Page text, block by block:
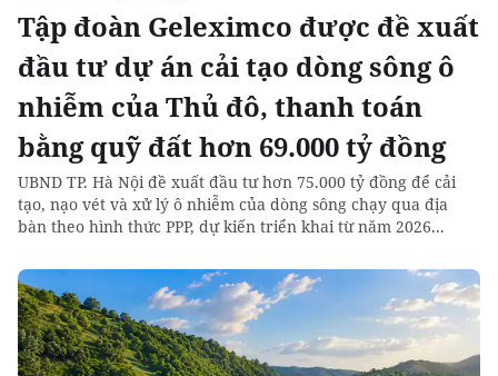
Tập đoàn Geleximco được đề xuất
đầu tư dự án cải tạo dòng sông ô
nhiễm của Thủ đô, thanh toán
bằng quỹ đất hơn 69.000 tỷ đồng
UBND TP. Hà Nội đề xuất đầu tư hơn 75.000 tỷ đồng để cải
tạo, nạo vét và xử lý ô nhiễm của dòng sông chạy qua địa
bàn theo hình thức PPP, dự kiến triển khai từ năm 2026...